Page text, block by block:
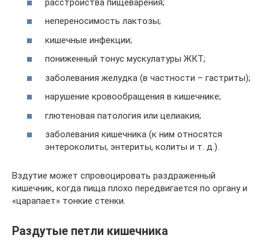
непереносимость лактозы;
кишечные инфекции;
пониженный тонус мускулатуры ЖКТ;
заболевания желудка (в частности – гастриты);
нарушение кровообращения в кишечнике;
глютеновая патология или целиакия;
заболевания кишечника (к ним относятся
энтероколиты, энтериты, колиты и т. д.).
Вздутие может спровоцировать раздраженный
кишечник, когда пища плохо передвигается по органу и
«царапает» тонкие стенки.
Раздутые петли кишечника